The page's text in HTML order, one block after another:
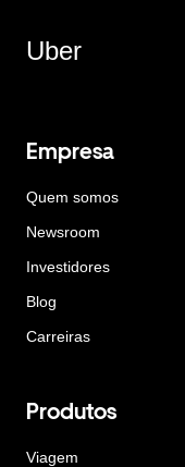
Uber
Empresa
Quem somos
Newsroom
Investidores
Blog
Carreiras
Produtos
Viagem